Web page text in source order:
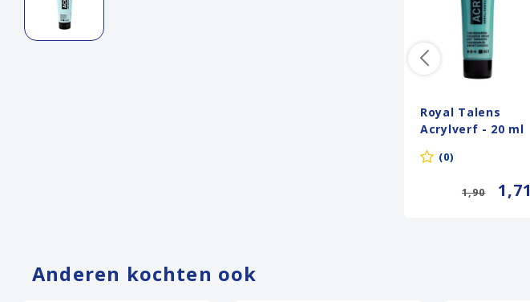
Royal Talens
Acrylverf - 20 ml
- Turkooisgroen
661(0)
1,90 1,71
Anderen kochten ook